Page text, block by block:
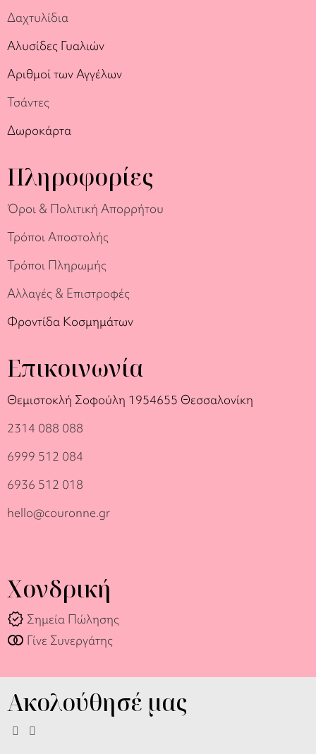
Δαχτυλίδια
Αλυσίδες Γυαλιών
Αριθμοί των Αγγέλων
Τσάντες
Δωροκάρτα
Πληροφορίες
Όροι & Πολιτική Απορρήτου
Τρόποι Αποστολής
Τρόποι Πληρωμής
Αλλαγές & Επιστροφές
Φροντίδα Κοσμημάτων
Επικοινωνία
Θεμιστοκλή Σοφούλη 1954655 Θεσσαλονίκη
2314 088 088
6999 512 084
6936 512 018
hello@couronne.gr
Χονδρική
verified Σημεία Πώλησης
join_full Γίνε Συνεργάτης
Ακολούθησέ μας